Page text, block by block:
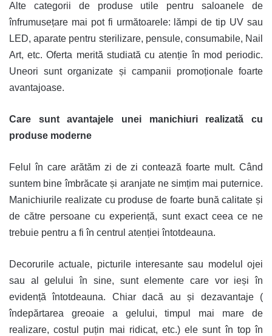
Alte categorii de produse utile pentru saloanele de
înfrumusețare mai pot fi următoarele: lămpi de tip UV sau
LED, aparate pentru sterilizare, pensule, consumabile, Nail
Art, etc. Oferta merită studiată cu atenție în mod periodic.
Uneori sunt organizate și campanii promoționale foarte
avantajoase.
Care sunt avantajele unei manichiuri realizată cu
produse moderne
Felul în care arătăm zi de zi contează foarte mult. Când
suntem bine îmbrăcate și aranjate ne simțim mai puternice.
Manichiurile realizate cu produse de foarte bună calitate și
de către persoane cu experiență, sunt exact ceea ce ne
trebuie pentru a fi în centrul atenției întotdeauna.
Decorurile actuale, picturile interesante sau modelul ojei
sau al gelului în sine, sunt elemente care vor ieși în
evidență întotdeauna. Chiar dacă au și dezavantaje (
îndepărtarea greoaie a gelului, timpul mai mare de
realizare, costul puțin mai ridicat, etc.) ele sunt în top în